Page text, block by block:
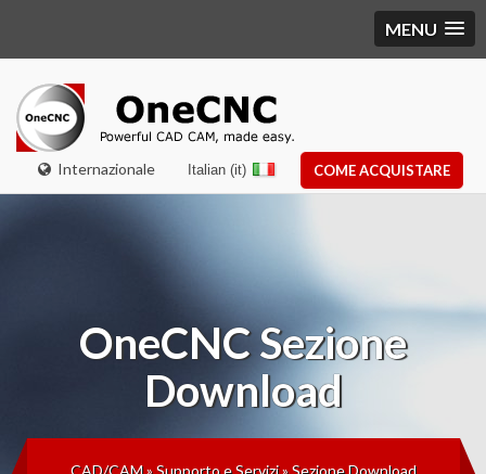
MENU
Internazionale COME ACQUISTARE
Italian (it)
OneCNCSezione
Download
CAD/CAM»Supporto e Servizi»Sezione Download